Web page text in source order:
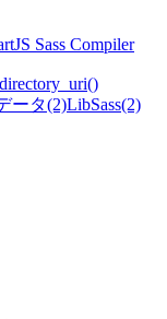
Sass Compiler
ータ(2)LibSass(2)